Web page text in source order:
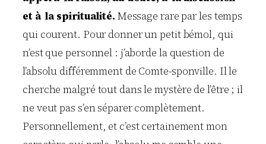
et à la spiritualité. Message rare par les temps
qui courent. Pour donner un petit bémol, qui
n’est que personnel : j’aborde la question de
l’absolu différemment de Comte-sponville. Il le
cherche malgré tout dans le mystère de l’être ; il
ne veut pas s’en séparer complètement.
Personnellement, et c’est certainement mon